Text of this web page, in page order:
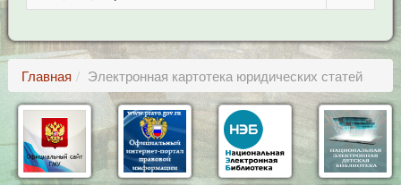
Главная Электронная картотека юридических статей